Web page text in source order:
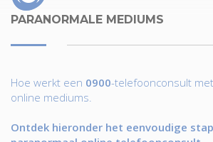
PARANORMALE MEDIUMS
Hoe werkt een 0900-telefoonconsult
online mediums.
Ontdek hieronder het eenvoudige